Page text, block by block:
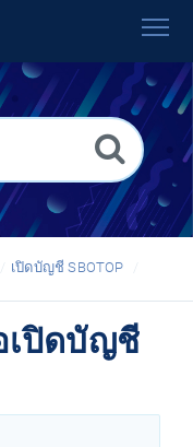
เปิดบัญชี SBOTOP
เปิดบัญชี